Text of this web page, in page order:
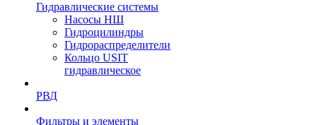
Гидравлические системы
Насосы НШ
Гидроцилиндры
Гидрораспределители
Кольцо USIT
гидравлическое
РВД
Фильтры и элементы